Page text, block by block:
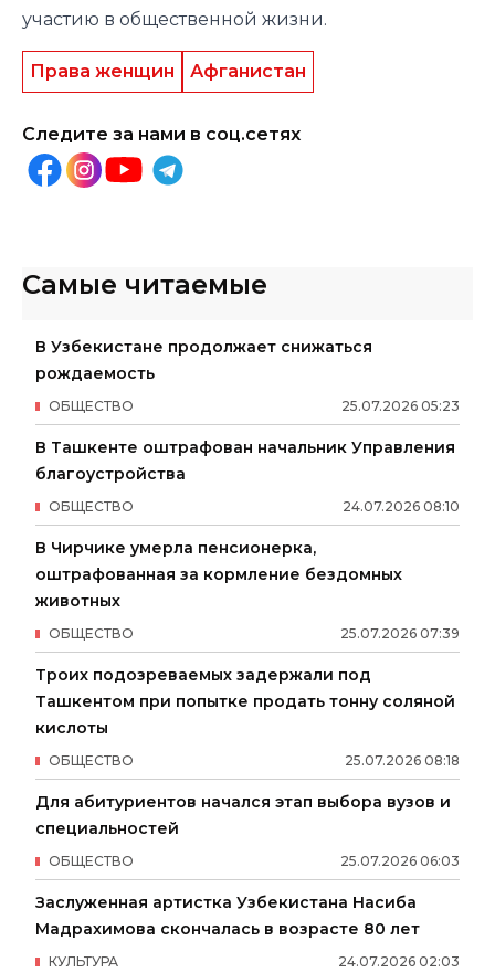
участию в общественной жизни.
Права женщин Афганистан
Следите за нами в соц.сетях
Самые читаемые
В Узбекистане продолжает снижаться
рождаемость
25.07.2026 05:23
ОБЩЕСТВО
В Ташкенте оштрафован начальник Управления
благоустройства
24.07.2026 08:10
ОБЩЕСТВО
В Чирчике умерла пенсионерка,
оштрафованная за кормление бездомных
животных
25.07.2026 07:39
ОБЩЕСТВО
Троих подозреваемых задержали под
Ташкентом при попытке продать тонну соляной
кислоты
25.07.2026 08:18
ОБЩЕСТВО
Для абитуриентов начался этап выбора вузов и
специальностей
25.07.2026 06:03
ОБЩЕСТВО
Заслуженная артистка Узбекистана Насиба
Мадрахимова скончалась в возрасте 80 лет
24.07.2026 02:03
КУЛЬТУРА